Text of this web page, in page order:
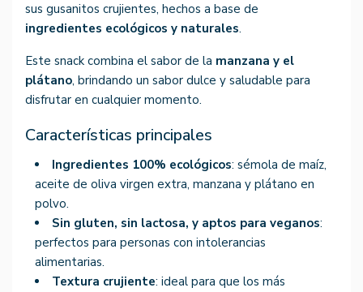
sus gusanitos crujientes, hechos a base de
ingredientes ecológicos y naturales.
Este snack combina el sabor de la manzana y el
plátano, brindando un sabor dulce y saludable para
disfrutar en cualquier momento.
Características principales
Ingredientes 100% ecológicos: sémola de maíz,
aceite de oliva virgen extra, manzana y plátano en
polvo.
Sin gluten, sin lactosa, y aptos para veganos:
perfectos para personas con intolerancias
alimentarias.
Textura crujiente: ideal para que los más